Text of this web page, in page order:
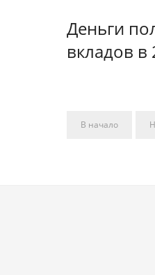
Деньги
вкладов в
В начало